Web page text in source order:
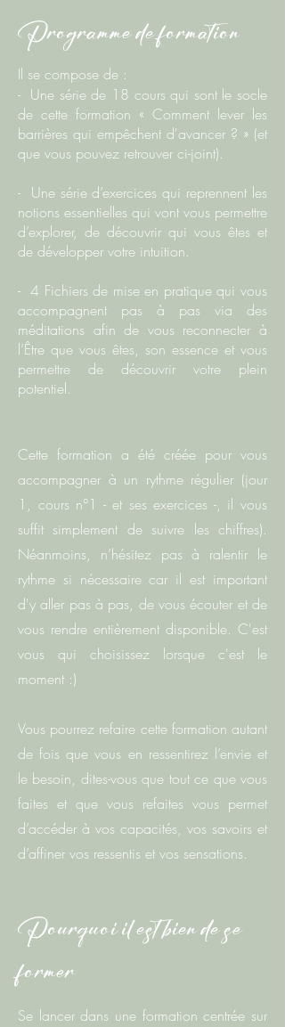
Programme de formation
Il se compose de :
- Une série de 18 cours qui sont le socle
de cette formation « Comment lever les
barrières qui empêchent d'avancer ? » (et
que vous pouvez retrouver ci-joint).
- Une série d’exercices qui reprennent les
notions essentielles qui vont vous permettre
d’explorer, de découvrir qui vous êtes et
de développer votre intuition.
- 4 Fichiers de mise en pratique qui vous
accompagnent pas à pas via des
méditations afin de vous reconnecter à
l’Être que vous êtes, son essence et vous
permettre de découvrir votre plein
potentiel.
Cette formation a été créée pour vous
accompagner à un rythme régulier (jour
1, cours n°1 - et ses exercices -, il vous
suffit simplement de suivre les chiffres).
Néanmoins, n’hésitez pas à ralentir le
rythme si nécessaire car il est important
d'y aller pas à pas, de vous écouter et de
vous rendre entièrement disponible. C'est
vous qui choisissez lorsque c'est le
moment :)
Vous pourrez refaire cette formation autant
de fois que vous en ressentirez l’envie et
le besoin, dites-vous que tout ce que vous
faites et que vous refaites vous permet
d’accéder à vos capacités, vos savoirs et
d’affiner vos ressentis et vos sensations.
Pourquoi il est bien de se
former
Se lancer dans une formation centrée sur